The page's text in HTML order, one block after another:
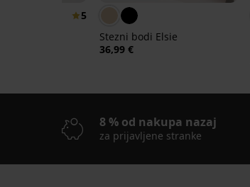
5
Stezni bodi Elsie
36,99 €
8 % od nakupa nazaj
za prijavljene stranke